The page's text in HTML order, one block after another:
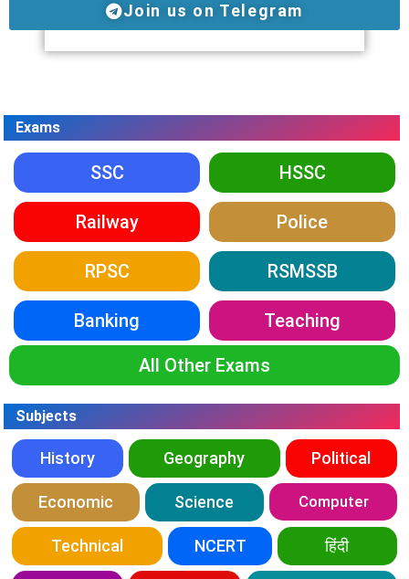
Join us on Telegram
Exams
SSC HSSC
Railway Police
RPSC RSMSSB
Banking Teaching
All Other Exams
Subjects
History Geography Political
Economic Science Computer
Technical NCERT हिंदी